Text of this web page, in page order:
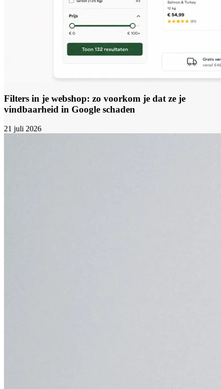
Filters in je webshop: zo voorkom je dat ze je
vindbaarheid in Google schaden
21 juli 2026